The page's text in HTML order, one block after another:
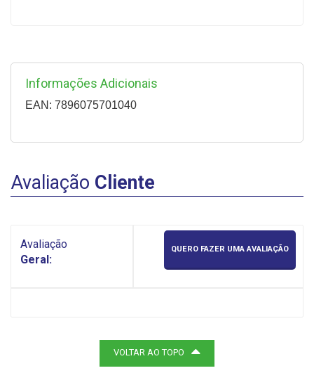
Informações Adicionais
EAN: 7896075701040
Avaliação Cliente
Avaliação
Geral:
QUERO FAZER UMA AVALIAÇÃO
VOLTAR AO TOPO